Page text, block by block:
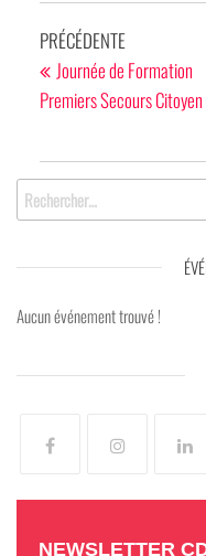
Navigation
de
l’article
Article
précédent
PRÉCÉDENTE
Journée de Formation
Premiers Secours Citoyen
Rechercher :
Aucun événement trouvé !
NEWSLETTER